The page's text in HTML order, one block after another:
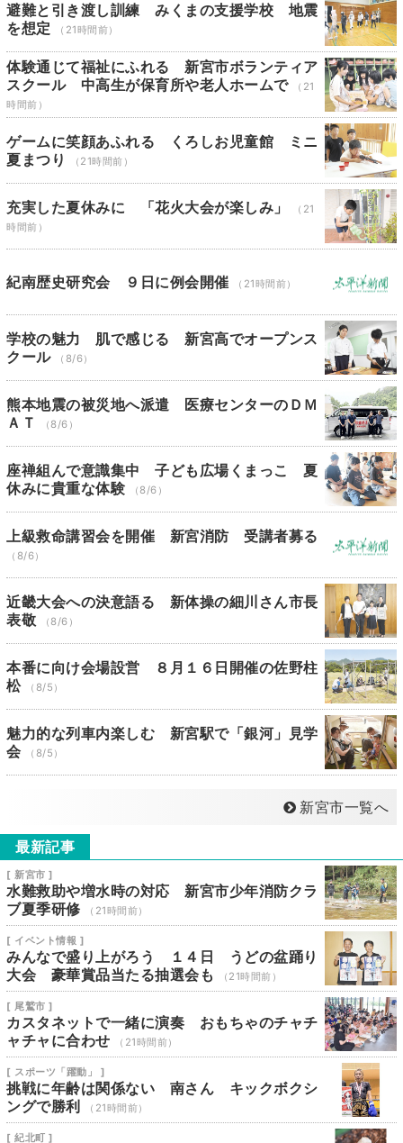
避難と引き渡し訓練 みくまの支援学校 地震
を想定
（21時間前）
体験通じて福祉にふれる 新宮市ボランティア
スクール 中高生が保育所や老人ホームで
（21
時間前）
ゲームに笑顔あふれる くろしお児童館 ミニ
夏まつり
（21時間前）
充実した夏休みに 「花火大会が楽しみ」
（21
時間前）
紀南歴史研究会 ９日に例会開催 （21時間前）
学校の魅力 肌で感じる 新宮高でオープンス
クール
（8/6）
熊本地震の被災地へ派遣 医療センターのＤＭ
ＡＴ
（8/6）
座禅組んで意識集中 子ども広場くまっこ 夏
休みに貴重な体験
（8/6）
上級救命講習会を開催 新宮消防 受講者募る
（8/6）
近畿大会への決意語る 新体操の細川さん市長
表敬
（8/6）
本番に向け会場設営 ８月１６日開催の佐野柱
松
（8/5）
魅力的な列車内楽しむ 新宮駅で「銀河」見学
会
（8/5）
新宮市一覧へ
最新記事
[ 新宮市 ]
水難救助や増水時の対応 新宮市少年消防クラ
ブ夏季研修
（21時間前）
[ イベント情報 ]
みんなで盛り上がろう １４日 うどの盆踊り
大会 豪華賞品当たる抽選会も
（21時間前）
[ 尾鷲市 ]
カスタネットで一緒に演奏 おもちゃのチャチ
ャチャに合わせ
（21時間前）
[ スポーツ「躍動」 ]
挑戦に年齢は関係ない 南さん キックボクシ
ングで勝利
（21時間前）
[ 紀北町 ]